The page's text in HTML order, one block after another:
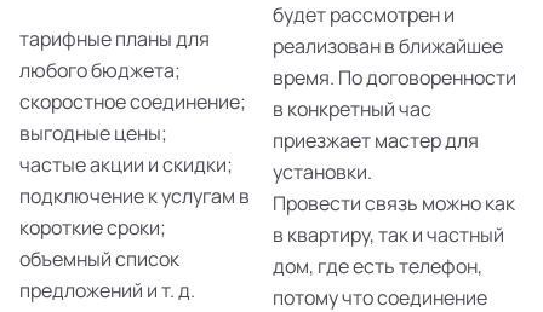
тарифные планы для
любого бюджета;
скоростное соединение;
выгодные цены;
частые акции и скидки;
подключение к услугам в
короткие сроки;
объемный список
предложений и т. д.
будет рассмотрен и
реализован в ближайшее
время. По договоренности
в конкретный час
приезжает мастер для
установки.
Провести связь можно как
в квартиру, так и частный
дом, где есть телефон,
потому что соединение